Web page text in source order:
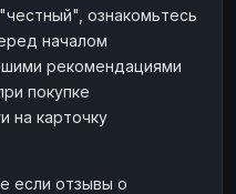
ознакомьтесь
началом
рекомендациями
покупке
на карточку
если отзывы о